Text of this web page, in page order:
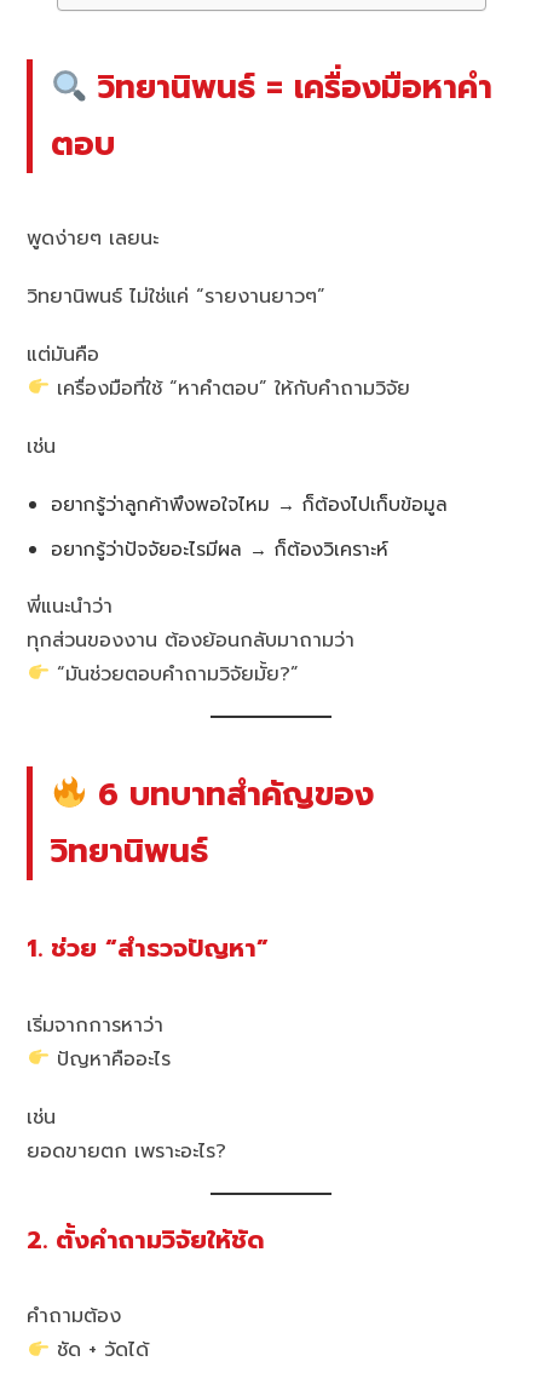
วิทยานิพนธ์ = เครื่องมือหาคำ
ตอบ
พูดง่ายๆ เลยนะ
วิทยานิพนธ์ ไม่ใช่แค่ “รายงานยาวๆ”
แต่มันคือ
เครื่องมือที่ใช้ “หาคำตอบ” ให้กับคำถามวิจัย
เช่น
อยากรู้ว่าลูกค้าพึงพอใจไหม → ก็ต้องไปเก็บข้อมูล
อยากรู้ว่าปัจจัยอะไรมีผล → ก็ต้องวิเคราะห์
พี่แนะนำว่า
ทุกส่วนของงาน ต้องย้อนกลับมาถามว่า
“มันช่วยตอบคำถามวิจัยมั้ย?”
6 บทบาทสำคัญของ
วิทยานิพนธ์
1. ช่วย “สำรวจปัญหา”
เริ่มจากการหาว่า
ปัญหาคืออะไร
เช่น
ยอดขายตก เพราะอะไร?
2. ตั้งคำถามวิจัยให้ชัด
คำถามต้อง
ชัด + วัดได้